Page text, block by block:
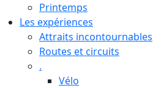
Printemps
Les expériences
Attraits incontournables
Routes et circuits
.
Vélo